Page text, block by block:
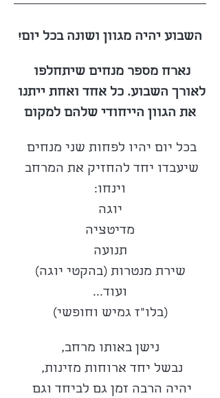
השבוע יהיה מגוון ושונה בכל יום!
נארח מספר מנחים שיתחלפו
לאורך השבוע. כל אחד ואחת ייתנו
את הגוון הייחודי שלהם למקום
בכל יום יהיו לפחות שני מנחים
שיעבדו יחד להחזיק את המרחב
וינחו:
יוגה
מדיטציה
תנועה
שירת מנטרות (בהקטי יוגה)
ועוד...
(בלו"ז גמיש וחופשי)
נישן באותו מרחב,
נבשל יחד ארוחות מזינות,
יהיה הרבה זמן גם לביחד וגם